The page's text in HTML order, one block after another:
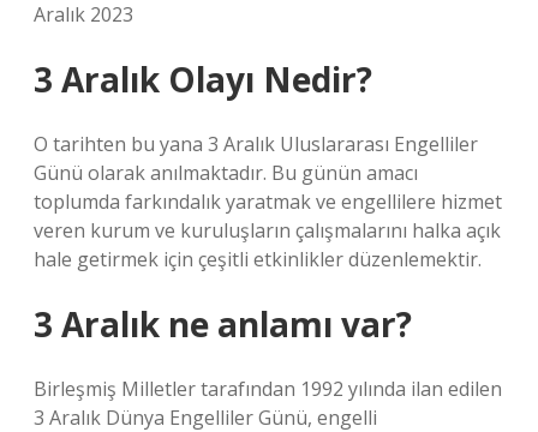
Aralık 2023
3 Aralık Olayı Nedir?
O tarihten bu yana 3 Aralık Uluslararası Engelliler
Günü olarak anılmaktadır. Bu günün amacı
toplumda farkındalık yaratmak ve engellilere hizmet
veren kurum ve kuruluşların çalışmalarını halka açık
hale getirmek için çeşitli etkinlikler düzenlemektir.
3 Aralık ne anlamı var?
Birleşmiş Milletler tarafından 1992 yılında ilan edilen
3 Aralık Dünya Engelliler Günü, engelli